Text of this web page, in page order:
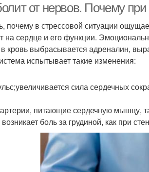
от нервов. Почему при
почему в стрессовой ситуации
на сердце и его функции.
кровь выбрасывается адреналин,
испытывает такие изменения:
сила сердечных
питающие сердечную мышцу,
боль за грудиной, как при